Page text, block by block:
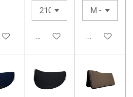
WarenkorbDetails anzeigenIn den